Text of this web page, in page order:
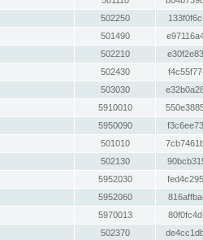
502250
501490
502210
502430
503030
5910010
5950090
501010
502130
5952030
5952060
5970013
502370